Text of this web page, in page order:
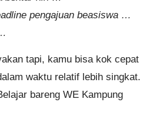
pengajuan beasiswa …
tapi, kamu bisa kok cepat
waktu relatif lebih singkat.
bareng WE Kampung